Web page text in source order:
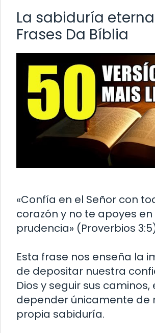
La sabiduría
Frases Da Bíblia
«Confía en el Señor con
corazón y no te apoyes
prudencia» (Proverbios
Esta frase nos enseña la
de depositar nuestra
Dios y seguir sus
depender únicamente de
propia sabiduría.